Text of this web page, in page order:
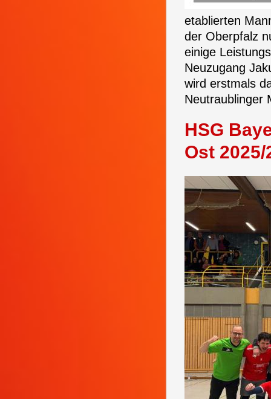
etablierten
der Oberpfalz
einige
Neuzugang
wird erstmals
Neutraublinger
HSG
Ost 2025/